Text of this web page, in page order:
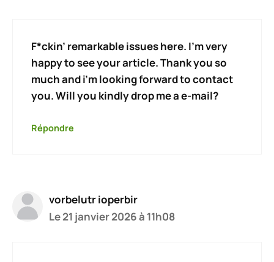
F*ckin’ remarkable issues here. I’m very
happy to see your article. Thank you so
much and i’m looking forward to contact
you. Will you kindly drop me a e-mail?
Répondre
vorbelutr ioperbir
Le 21 janvier 2026 à 11h08